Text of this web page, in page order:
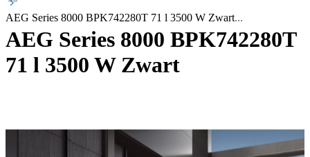
AEG Series 8000 BPK742280T 71 l 3500 W Zwart
AEG Series 8000 BPK742280T
71 l 3500 W Zwart